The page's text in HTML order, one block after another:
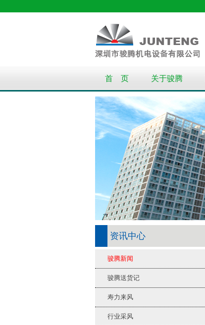
首 页 关于骏腾
资讯中心
骏腾新闻
骏腾送货记
寿力来风
行业采风